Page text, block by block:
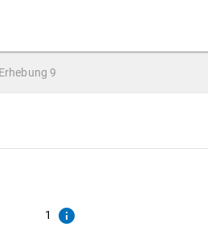
Erhebung9
1 info